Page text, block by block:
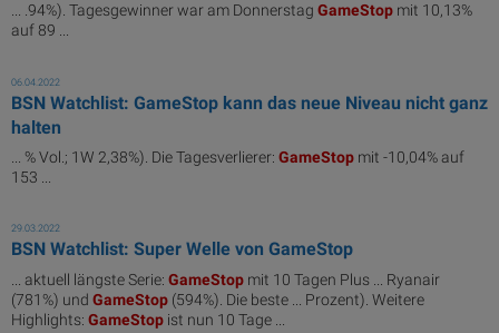
... .94%). Tagesgewinner war am Donnerstag GameStop mit 10,13%
auf 89 ...
06.04.2022
BSN Watchlist: GameStop kann das neue Niveau nicht ganz
halten
... % Vol.; 1W 2,38%). Die Tagesverlierer: GameStop mit -10,04% auf
153 ...
29.03.2022
BSN Watchlist: Super Welle von GameStop
... aktuell längste Serie: GameStop mit 10 Tagen Plus ... Ryanair
(781%) und GameStop (594%). Die beste ... Prozent). Weitere
Highlights: GameStop ist nun 10 Tage ...